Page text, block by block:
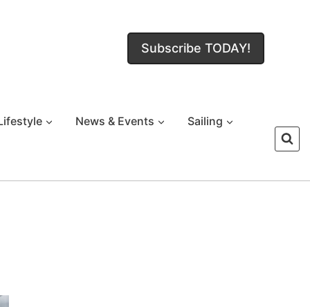
Subscribe TODAY!
News & Events Sailing